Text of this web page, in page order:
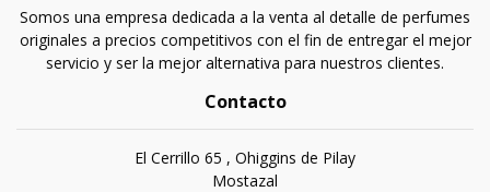
Somos una empresa dedicada a la venta al detalle de perfumes
originales a precios competitivos con el fin de entregar el mejor
servicio y ser la mejor alternativa para nuestros clientes.
Contacto
El Cerrillo 65 , Ohiggins de Pilay
Mostazal